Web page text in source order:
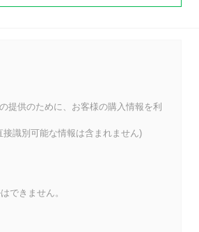
提供のために、お客様の購入情報を利
識別可能な情報は含まれません)
できません。